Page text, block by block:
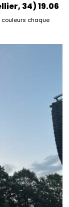
34) 19.06
couleurs chaque